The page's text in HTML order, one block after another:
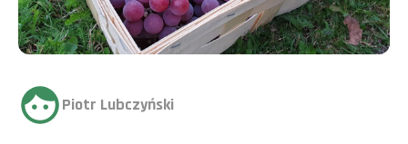
Piotr Lubczyński